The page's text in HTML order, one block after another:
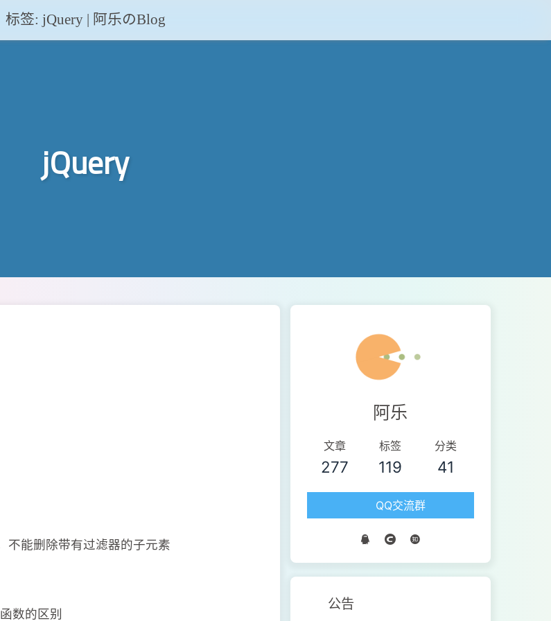
标签: jQuery | 阿乐のBlog
jQuery
不能删除带有过滤器的子元素
数的区别
阿乐
文章
277
标签
119
分类
41
QQ交流群
公告